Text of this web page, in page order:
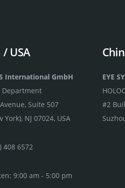
USA
International GmbH
Department
Suite 507
York), NJ 07024, USA
408 6572
9:00 am - 5:00 pm
EYE
#2